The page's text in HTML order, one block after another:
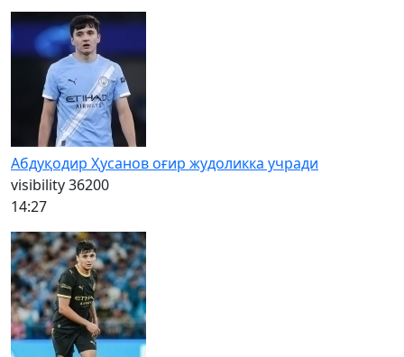
Абдуқодир Ҳусанов оғир жудоликка учради
visibility36200
14:27